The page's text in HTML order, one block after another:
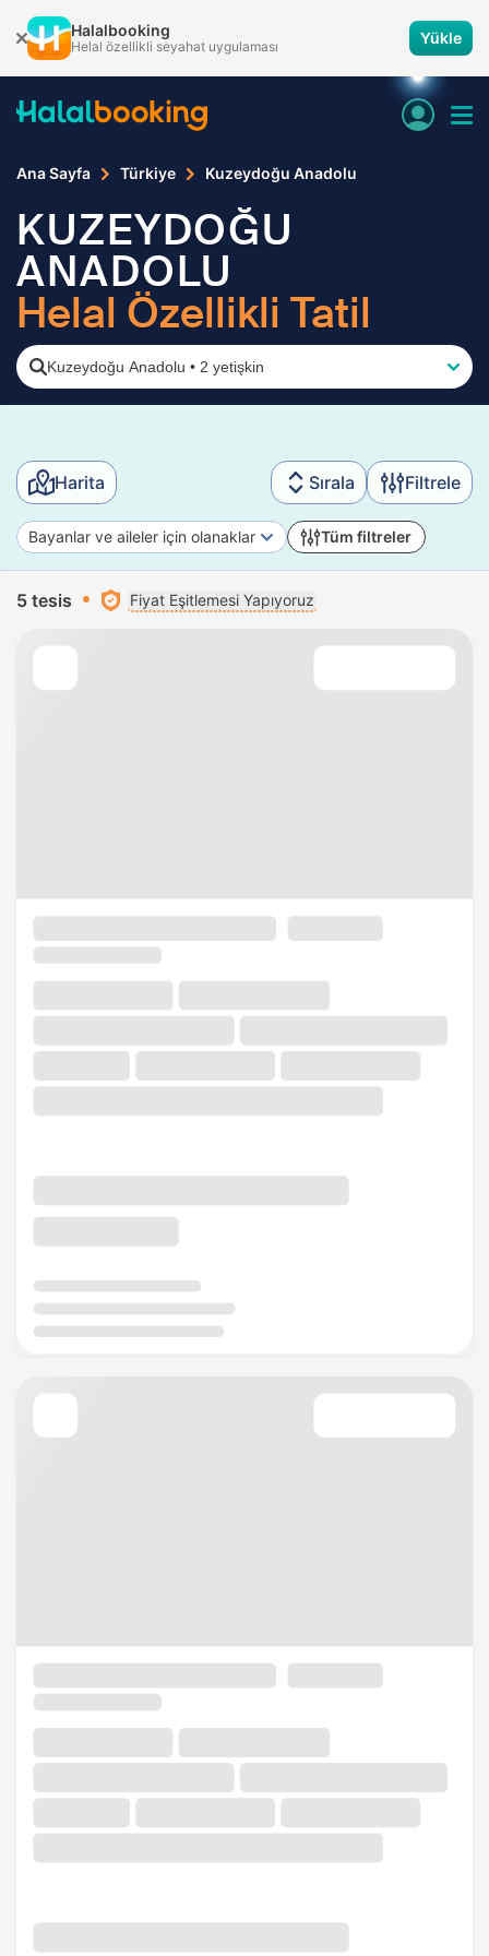
Halalbooking
Helal özellikli seyahat uygulaması Yükle
Ana Sayfa Türkiye Kuzeydoğu Anadolu
KUZEYDOĞU
ANADOLU
Helal Özellikli Tatil
Kuzeydoğu Anadolu • 2 yetişkin
Harita Sırala Filtrele
Bayanlar ve aileler için olanaklar Tüm filtreler
5 tesis Fiyat Eşitlemesi Yapıyoruz